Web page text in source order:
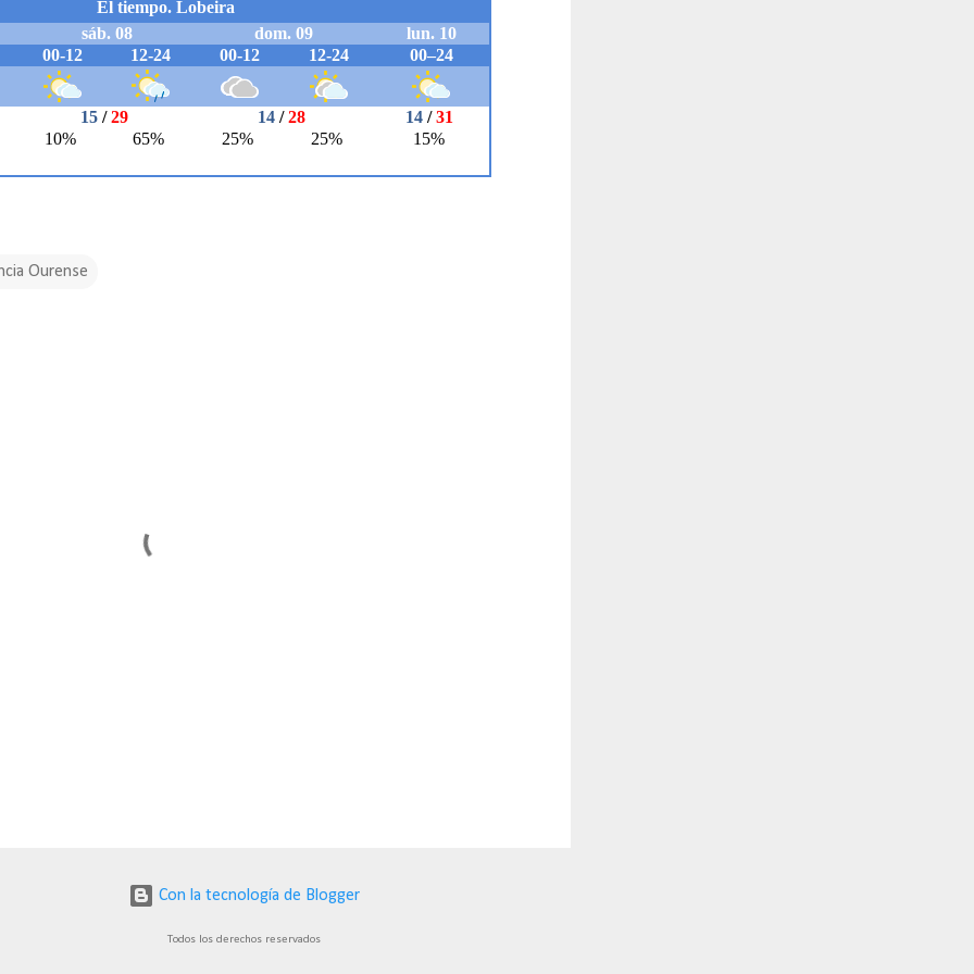
Ourense
Con la tecnología de Blogger
Todos los derechos reservados